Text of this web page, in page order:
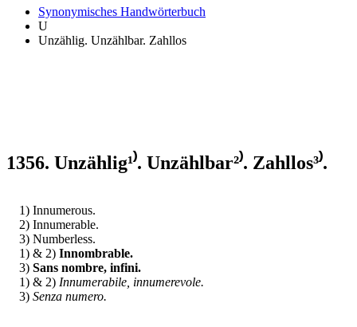
Synonymisches Handwörterbuch
U
Unzählig. Unzählbar. Zahllos
1356. Unzählig¹⁾. Unzählbar²⁾. Zahllos³⁾.
1) Innumerous.
2) Innumerable.
3) Numberless.
1) & 2) Innombrable.
3) Sans nombre, infini.
1) & 2) Innumerabile, innumerevole.
3) Senza numero.